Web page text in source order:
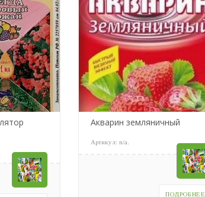
Акварин земляничный
Артикул: n/a
ПОДРОБНЕЕ